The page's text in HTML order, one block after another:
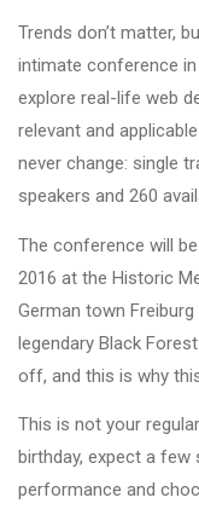
Trends don’t matter,
intimate conference
explore real-life web
relevant and
never change: single
speakers and 260
The conference will
2016 at the Historic
German town
legendary Black
off, and this is why
This is not your
birthday, expect a
performance and